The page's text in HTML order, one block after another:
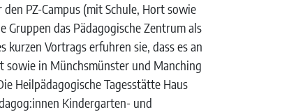
PZ-Campus (mit Schule, Hort sowie
das Pädagogische Zentrum als
kurzen Vortrags erfuhren sie, dass es an
sowie in Münchsmünster und Manching
Heilpädagogische Tagesstätte Haus
Kindergarten- und